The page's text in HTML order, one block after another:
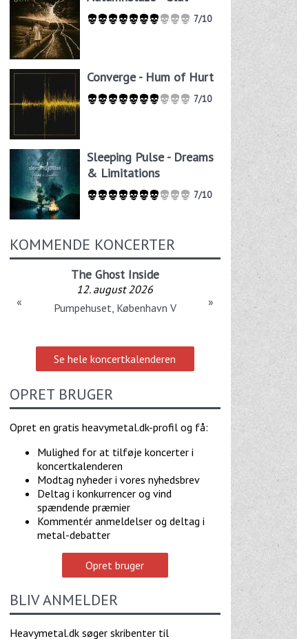
7/10
Converge - Hum of Hurt
7/10
Sleeping Pulse - Dreams
& Limitations
7/10
KOMMENDE KONCERTER
The Ghost Inside
12. august 2026
Pumpehuset, København V
« »
Se hele koncertkalenderen
OPRET BRUGER
Opret en gratis heavymetal.dk-profil og få:
Mulighed for at tilføje koncerter i
koncertkalenderen
Modtag nyheder i vores nyhedsbrev
Deltag i konkurrencer og vind
spændende præmier
Kommentér anmeldelser og deltag i
metal-debatter
Opret bruger
BLIV ANMELDER
Heavymetal.dk søger skribenter til